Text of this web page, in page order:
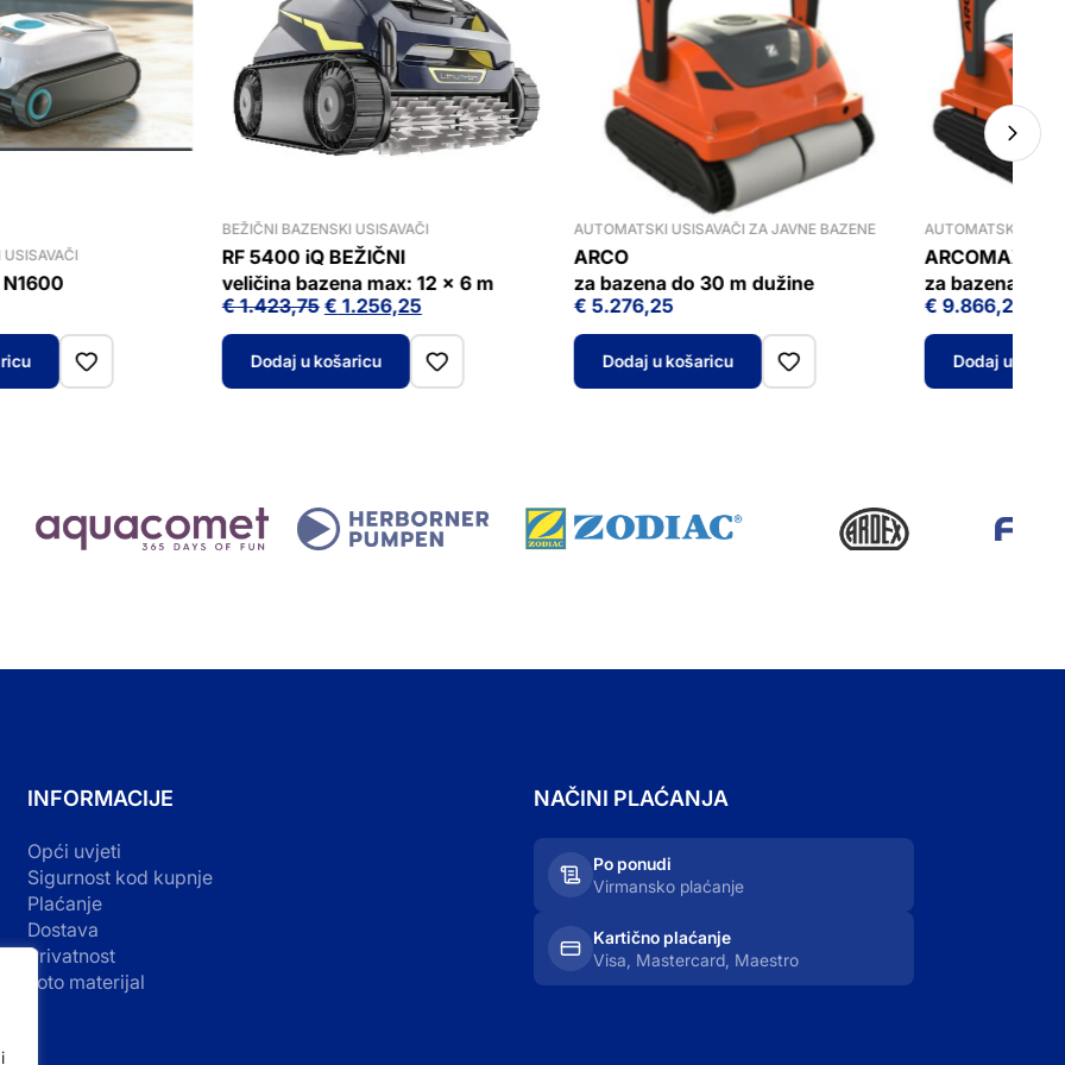
N1600
BEŽIČNI BAZENSKI USISAVAČI
RF 5400 iQ BEŽIČNI
veličina bazena max: 12 x 6 m
€1.423,75Izvorna
cijena
bila
je:
€ 1.423,75.
€ 1.256,25Trenutna
cijena
je:
€ 1.256,25.
Dodaj u košaricu
AUTOMATSKI USISAVAČI ZA JAVNE BAZENE
ARCO
za bazena do 30 m dužine
€ 5.276,25
Dodaj u košaricu
AUTOMATSKI
ARCOMAX
za bazena do
€ 9.866,25
Dodaj u
INFORMACIJE
Opći uvjeti
Sigurnost kod kupnje
Plaćanje
Dostava
Privatnost
Foto materijal
NAČINI PLAĆANJA
Po ponudi
Virmansko plaćanje
Kartično plaćanje
Visa, Mastercard, Maestro